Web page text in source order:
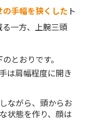
手幅を狭くした ト
一方、上腕三頭
とおりです。
は肩幅程度に開き
ながら、頭からお
状態を作り、顔は